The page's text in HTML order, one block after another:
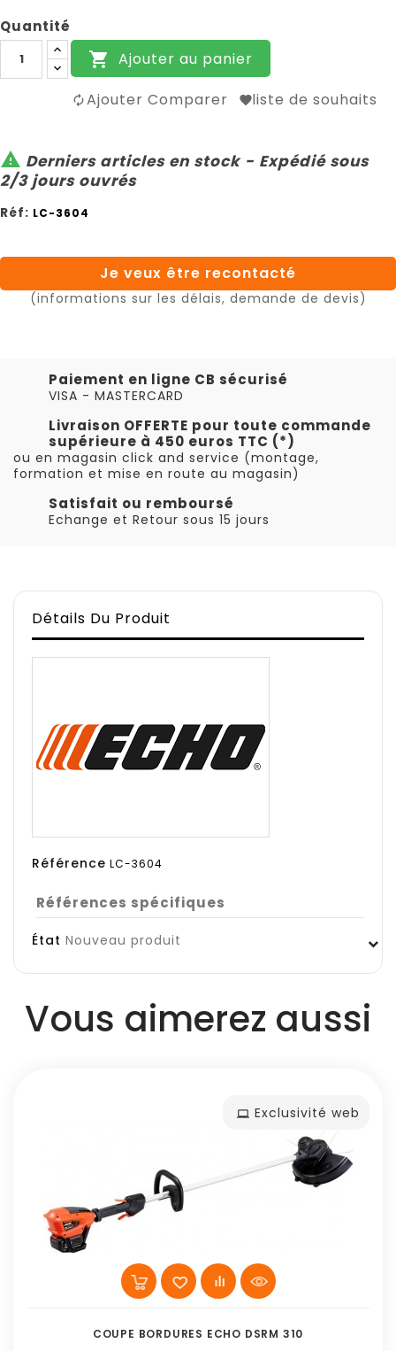
Quantité
 Ajouter au panier
Ajouter Comparer liste de souhaits
 Derniers articles en stock - Expédié sous
2/3 jours ouvrés
Réf: LC-3604
Je veux être recontacté
(informations sur les délais, demande de devis)
Paiement en ligne CB sécurisé
VISA - MASTERCARD
Livraison OFFERTE pour toute commande
supérieure à 450 euros TTC (*)
ou en magasin click and service (montage,
formation et mise en route au magasin)
Satisfait ou remboursé
Echange et Retour sous 15 jours
Détails Du Produit
Référence LC-3604
Références spécifiques
État Nouveau produit
Vous aimerez aussi
Exclusivité web
COUPE BORDURES ECHO DSRM 310